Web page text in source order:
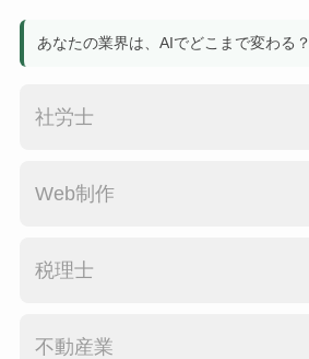
あなたの業界は、AIでどこまで変わる？
社労士
Web制作
税理士
不動産業